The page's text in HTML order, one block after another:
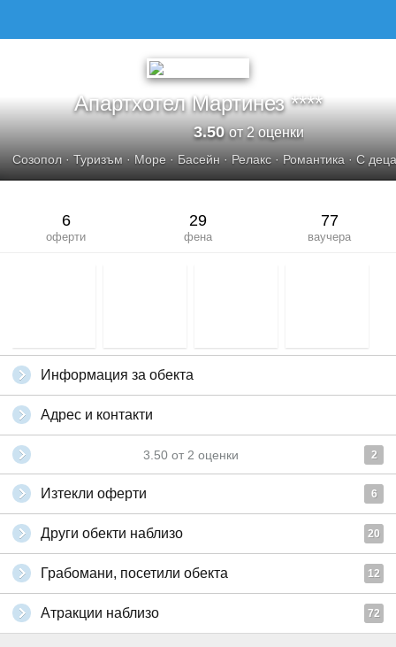
Апартхотел Мартинез ****
3.50от 2 оценки
Созопол· Туризъм · Море · Басейн · Релакс · Романтика · С
6
оферти
29
фена
77
ваучера
Информация за обекта
Адрес и контакти
3.50 от 2 оценки 2
Изтекли оферти 6
Други обекти наблизо 20
Грабомани, посетили обекта 12
Атракции наблизо 72